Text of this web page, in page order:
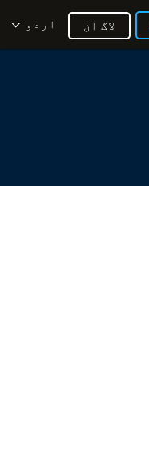
اردو لاگ ان